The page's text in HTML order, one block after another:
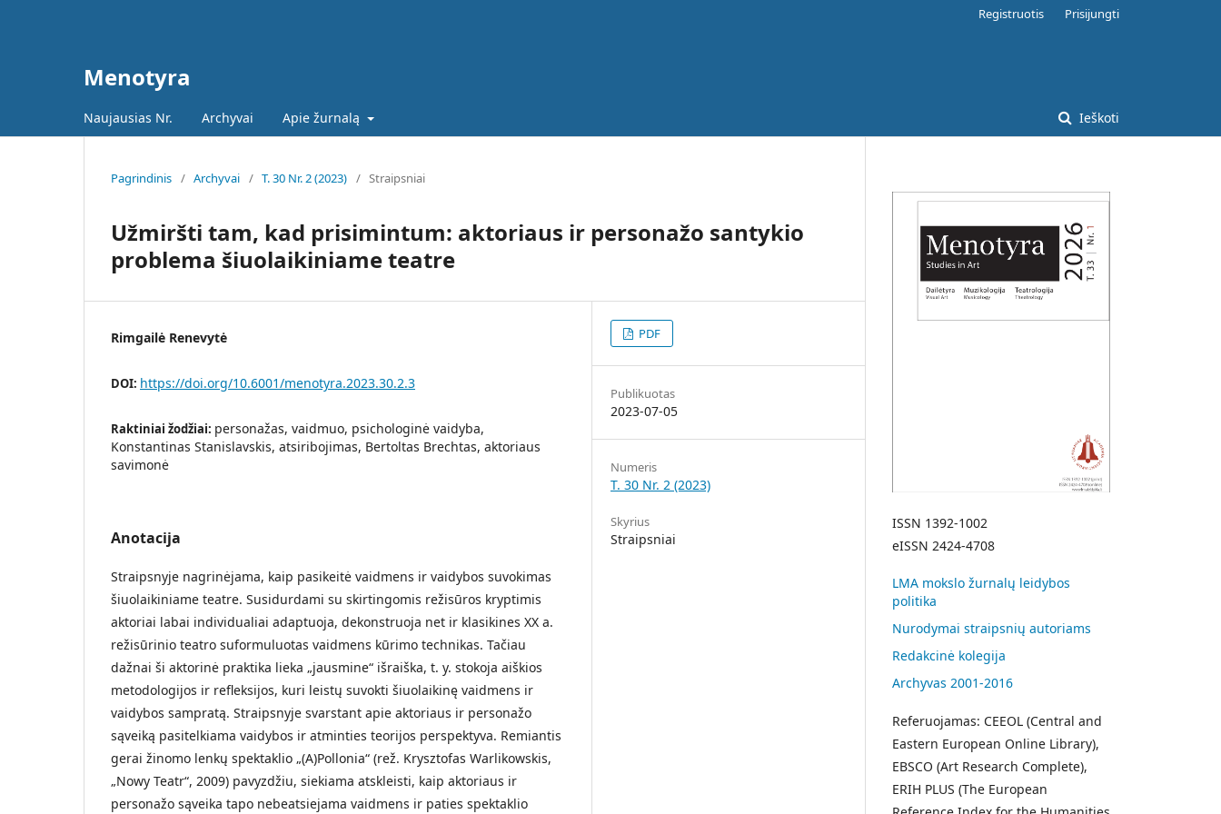
Menotyra
Naujausias Nr. Archyvai Apie žurnalą Ieškoti
Registruotis Prisijungti
Pagrindinis / Archyvai / T. 30 Nr. 2 (2023) / Straipsniai
Užmiršti tam, kad prisimintum: aktoriaus ir personažo santykio
problema šiuolaikiniame teatre
Rimgailė Renevytė
DOI: https://doi.org/10.6001/menotyra.2023.30.2.3
Raktiniai žodžiai: personažas, vaidmuo, psichologinė vaidyba,
Konstantinas Stanislavskis, atsiribojimas, Bertoltas Brechtas, aktoriaus
savimonė
Anotacija
Straipsnyje nagrinėjama, kaip pasikeitė vaidmens ir vaidybos suvokimas
šiuolaikiniame teatre. Susidurdami su skirtingomis režisūros kryptimis
aktoriai labai individualiai adaptuoja, dekonstruoja net ir klasikines XX a.
režisūrinio teatro suformuluotas vaidmens kūrimo technikas. Tačiau
dažnai ši aktorinė praktika lieka „jausmine“ išraiška, t. y. stokoja aiškios
metodologijos ir refleksijos, kuri leistų suvokti šiuolaikinę vaidmens ir
vaidybos sampratą. Straipsnyje svarstant apie aktoriaus ir personažo
sąveiką pasitelkiama vaidybos ir atminties teorijos perspektyva. Remiantis
gerai žinomo lenkų spektaklio „(A)Pollonia“ (rež. Krysztofas Warlikowskis,
„Nowy Teatr“, 2009) pavyzdžiu, siekiama atskleisti, kaip aktoriaus ir
personažo sąveika tapo nebeatsiejama vaidmens ir paties spektaklio
PDF
Publikuotas
2023-07-05
Numeris
T. 30 Nr. 2 (2023)
Skyrius
Straipsniai
ISSN 1392-1002
eISSN 2424-4708
LMA mokslo žurnalų leidybos
politika
Nurodymai straipsnių autoriams
Redakcinė kolegija
Archyvas 2001-2016
Referuojamas: CEEOL (Central and
Eastern European Online Library),
EBSCO (Art Research Complete),
ERIH PLUS (The European